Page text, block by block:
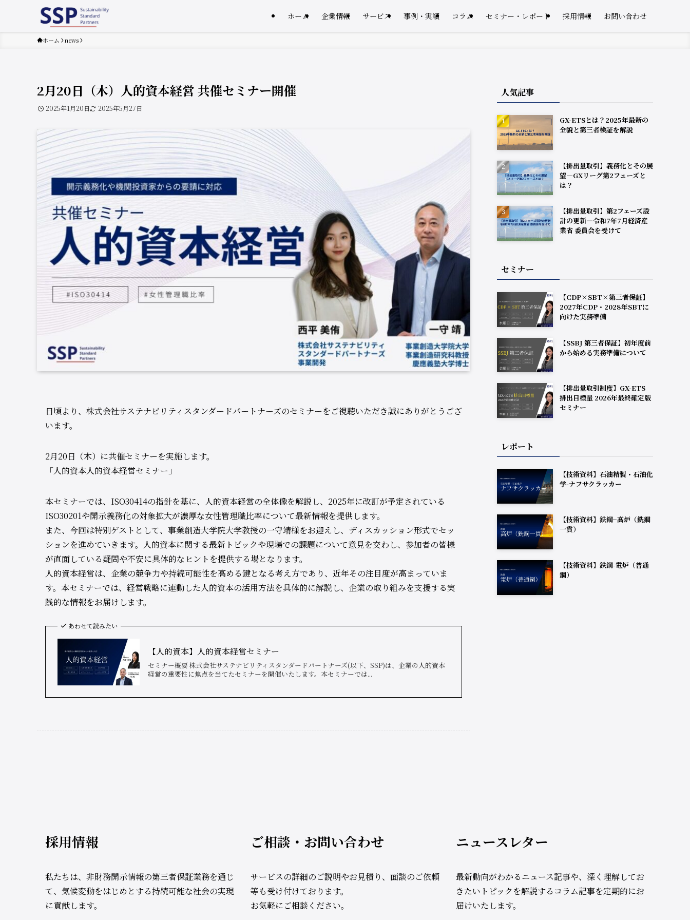
ホーム 企業情報 サービス 事例・実績 コラム セミナー・レポート 採用情報 お問い合わせ
ホーム news
2月20日（木）人的資本経営 共催セミナー開催
2025年1月20日 2025年5月27日
日頃より、株式会社サステナビリティスタンダードパートナーズのセミナーをご視聴いただき誠にありがとうござ
います。
2月20日（木）に共催セミナーを実施します。
「人的資本人的資本経営セミナー」
本セミナーでは、ISO30414の指針を基に、人的資本経営の全体像を解説し、2025年に改訂が予定されている
ISO30201や開示義務化の対象拡大が濃厚な女性管理職比率について最新情報を提供します。
また、今回は特別ゲストとして、事業創造大学院大学教授の一守靖様をお迎えし、ディスカッション形式でセッ
ションを進めていきます。人的資本に関する最新トピックや現場での課題について意見を交わし、参加者の皆様
が直面している疑問や不安に具体的なヒントを提供する場となります。
人的資本経営は、企業の競争力や持続可能性を高める鍵となる考え方であり、近年その注目度が高まっていま
す。本セミナーでは、経営戦略に連動した人的資本の活用方法を具体的に解説し、企業の取り組みを支援する実
践的な情報をお届けします。
あわせて読みたい
【人的資本】人的資本経営セミナー
セミナー概要 株式会社サステナビリティスタンダードパートナーズ(以下、SSP)は、企業の人的資本
経営の重要性に焦点を当てたセミナーを開催いたします。本セミナーでは...
人気記事
GX-ETSとは？2025年最新の
全貌と第三者検証を解説
【排出量取引】義務化とその展
望―GXリーグ第2フェーズと
は？
【排出量取引】第2フェーズ設
計の更新―令和7年7月経済産
業省 委員会を受けて
セミナー
【CDP×SBT×第三者保証】
2027年CDP・2028年SBTに
向けた実務準備
【SSBJ 第三者保証】初年度前
から始める実務準備について
【排出量取引制度】GX-ETS
排出目標量 2026年最終確定版
セミナー
レポート
【技術資料】石油精製・石油化
学-ナフサクラッカー
【技術資料】鉄鋼−高炉（銑鋼
一貫）
【技術資料】鉄鋼-電炉（普通
鋼）
採用情報
私たちは、非財務開示情報の第三者保証業務を通じ
て、気候変動をはじめとする持続可能な社会の実現
に貢献します。
ご相談・お問い合わせ
サービスの詳細のご説明やお見積り、面談のご依頼
等も受け付けております。
お気軽にご相談ください。
ニュースレター
最新動向がわかるニュース記事や、深く理解してお
きたいトピックを解説するコラム記事を定期的にお
届けいたします。